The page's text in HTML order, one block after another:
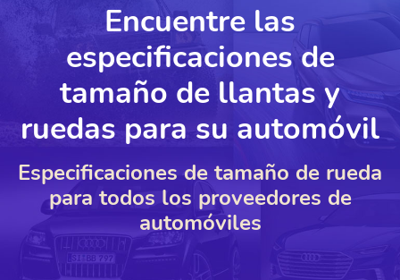
Encuentre las
especificaciones de
tamaño de llantas y
ruedas para su automóvil
Especificaciones de tamaño de rueda
para todos los proveedores de
automóviles